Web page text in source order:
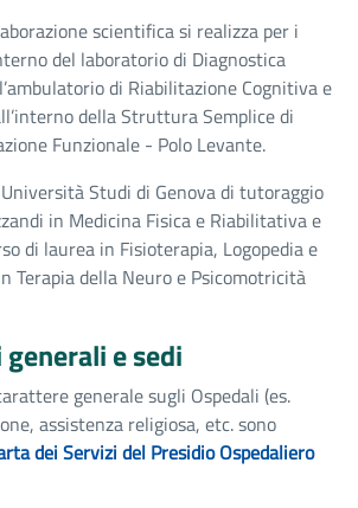
scientifica si realizza per i
del laboratorio di Diagnostica
di Riabilitazione Cognitiva e
della Struttura Semplice di
Funzionale - Polo Levante.
Studi di Genova di tutoraggio
in Medicina Fisica e Riabilitativa e
di laurea in Fisioterapia, Logopedia e
Terapia della Neuro e Psicomotricità
e sedi
generale sugli Ospedali (es.
assistenza religiosa, etc. sono
dei Servizi del Presidio Ospedaliero